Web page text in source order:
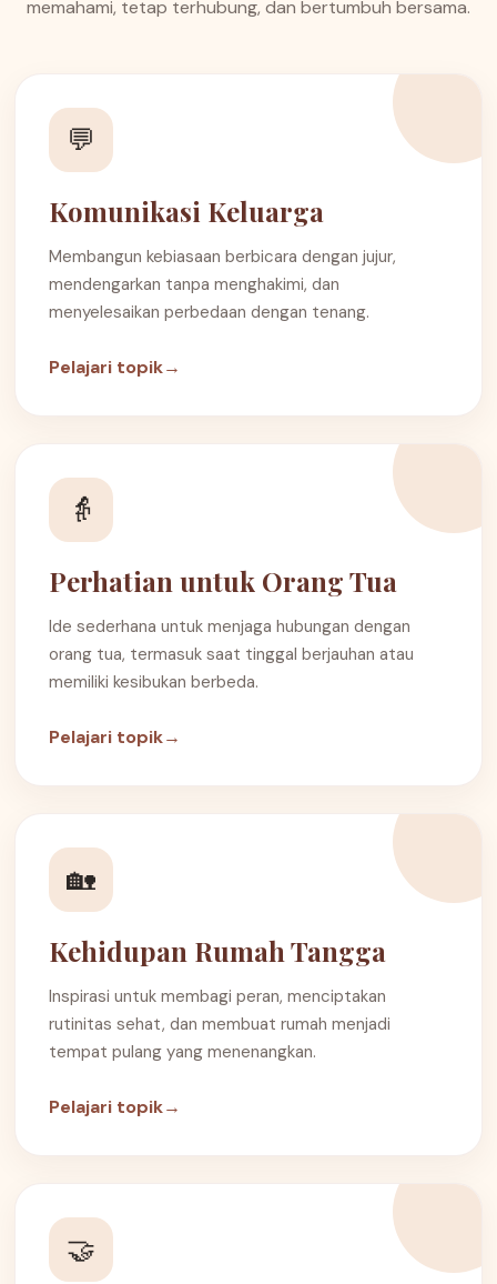
memahami, tetap terhubung, dan bertumbuh bersama.
💬
Komunikasi Keluarga
Membangun kebiasaan berbicara dengan jujur,
mendengarkan tanpa menghakimi, dan
menyelesaikan perbedaan dengan tenang.
Pelajari topik→
👵
Perhatian untuk Orang Tua
Ide sederhana untuk menjaga hubungan dengan
orang tua, termasuk saat tinggal berjauhan atau
memiliki kesibukan berbeda.
Pelajari topik→
🏡
Kehidupan Rumah Tangga
Inspirasi untuk membagi peran, menciptakan
rutinitas sehat, dan membuat rumah menjadi
tempat pulang yang menenangkan.
Pelajari topik→
🤝